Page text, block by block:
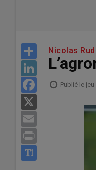
Share
LinkedIn
Facebook
Nicolas
Publié le